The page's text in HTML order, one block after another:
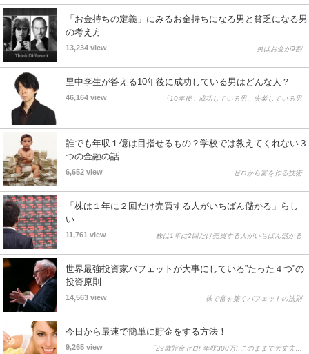
「お金持ちの定義」にみるお金持ちになる男と貧乏になる男
の考え方
13,234 view 男はお金が9割
里中李生が答える10年後に成功している男はどんな人？
46,164 view 「10年後」成功している男、失業している男
誰でも年収１億は目指せるもの？学校では教えてくれない３
つの金融の話
6,652 view ゼロから富を作る技術
「株は１年に２回だけ売買する人がいちばん儲かる」らし
い…
11,761 view 株は1年に2回だけ売買する人がいちばん儲かる
世界最強投資家バフェットが大事にしている”たった４つ”の
投資原則
14,563 view 株で富を築くバフェットの法則
今日から最速で簡単に貯金をする方法！
9,265 view 「29歳貯金ゼロ! 年収300万! このままで大丈夫…